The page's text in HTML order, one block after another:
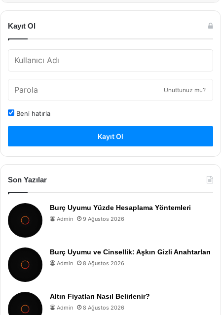
Kayıt Ol
Unuttunuz mu?
Beni hatırla
Kayıt Ol
Son Yazılar
Burç Uyumu Yüzde Hesaplama Yöntemleri
Admin 9 Ağustos 2026
Burç Uyumu ve Cinsellik: Aşkın Gizli Anahtarları
Admin 8 Ağustos 2026
Altın Fiyatları Nasıl Belirlenir?
Admin 8 Ağustos 2026